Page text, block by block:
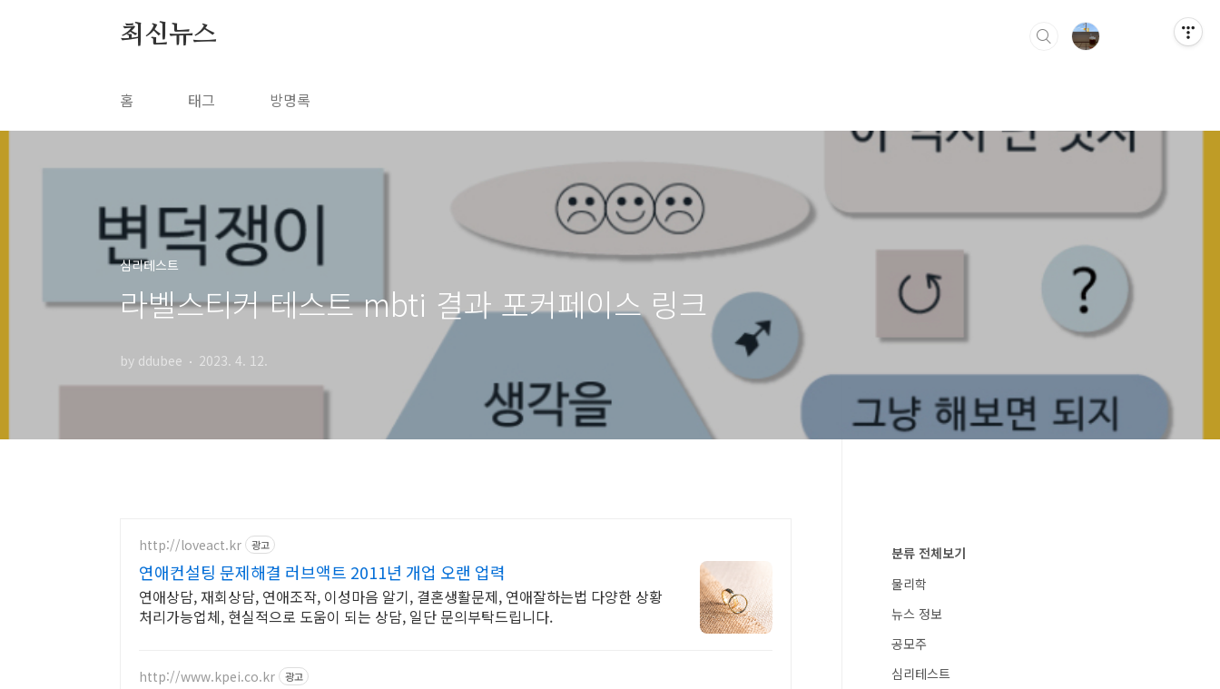
최신뉴스
홈 태그 방명록
심리테스트
라벨스티커 테스트 mbti 결과 포커페이스 링크
by ddubee 2023. 4. 12.
http://loveact.kr 광고
연애컨설팅 문제해결 러브액트 2011년 개업 오랜 업력
연애상담, 재회상담, 연애조작, 이성마음 알기, 결혼생활문제, 연애잘하는법 다양한 상황
처리가능업체, 현실적으로 도움이 되는 상담, 일단 문의부탁드립니다.
http://www.kpei.co.kr 광고
분류 전체보기
물리학
뉴스 정보
공모주
심리테스트